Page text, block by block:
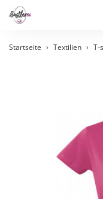
Startseite Textilien T-